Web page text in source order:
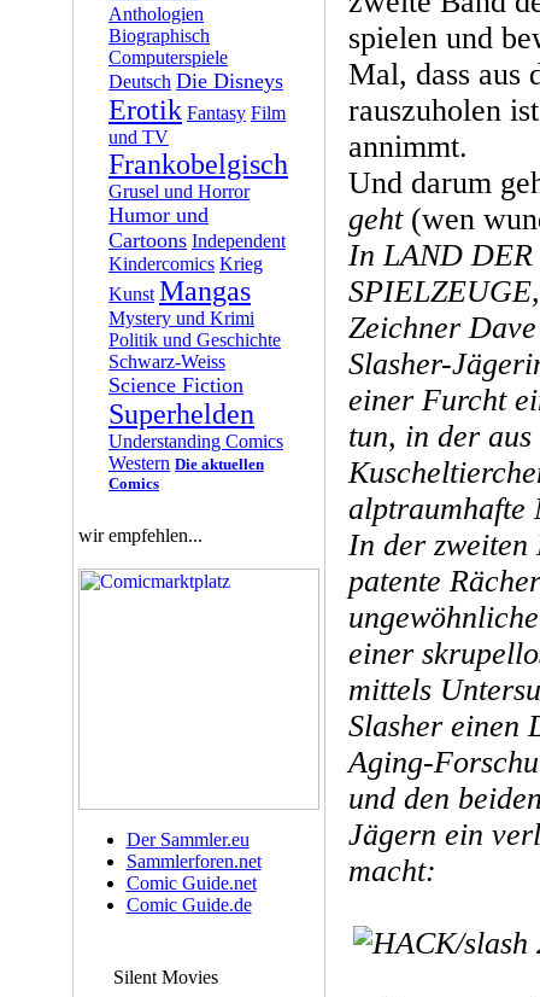
Anthologien
Biographisch
Computerspiele
Deutsch Die Disneys
Erotik Fantasy Film
und TV
Frankobelgisch
Grusel und Horror
Humor und
Cartoons Independent
Kindercomics Krieg
Kunst Mangas
Mystery und Krimi
Politik und Geschichte
Schwarz-Weiss
Science Fiction
Superhelden
Understanding Comics
Western Die aktuellen
Comics
wir empfehlen...
Der Sammler.eu
Sammlerforen.net
Comic Guide.net
Comic Guide.de
Silent Movies
spielen und
Mal, dass aus
rauszuholen
annimmt.
Und darum
geht (wen
In LAND DER
Zeichner
Slasher-
einer Furcht
tun, in der aus
alptraumhafte
In der zweiten
patente
einer
mittels
Slasher einen
Aging-
und den
Jägern ein
macht: